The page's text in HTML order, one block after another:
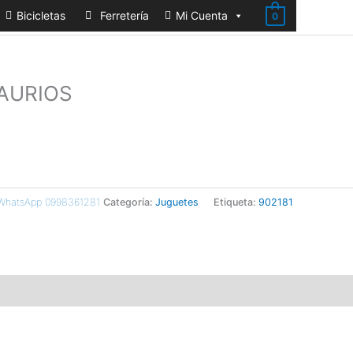
Bicicletas Ferretería Mi Cuenta 0
0998361281 Categoría: Juguetes Etiqueta: 902181